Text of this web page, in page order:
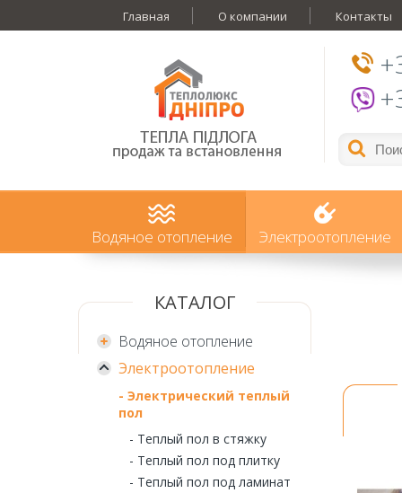
Главная О компании Контакты
Водяное отопление Электроотопление
КАТАЛОГ
Водяное отопление
Электроотопление
- Электрический теплый
пол
- Теплый пол в стяжку
- Теплый пол под плитку
- Теплый пол под ламинат